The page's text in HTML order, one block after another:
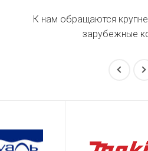
К нам обращаются
зарубежные